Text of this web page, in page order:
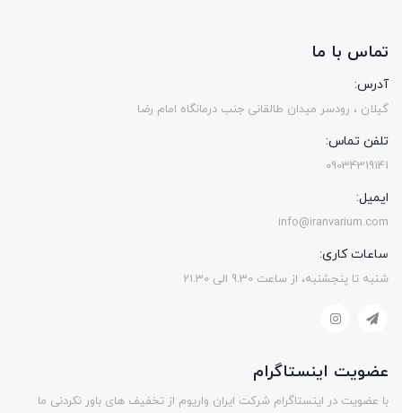
تماس با ما
آدرس:
گیلان ، رودسر میدان طالقانی جنب درمانگاه امام رضا
تلفن تماس:
09034319141
ایمیل:
info@iranvarium.com
ساعات کاری:
شنبه تا پنجشنبه، از ساعت 9.30 الی 21.30
عضویت اینستاگرام
با عضویت در اینستاگرام شرکت ایران واریوم از تخفیف های باور نکردنی ما